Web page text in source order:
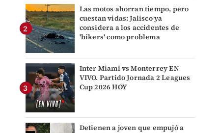
Las motos ahorran tiempo, pero
cuestan vidas: Jalisco ya
considera a los accidentes de
'bikers' como problema
Inter Miami vs Monterrey EN
VIVO. Partido Jornada 2 Leagues
Cup 2026 HOY
Detienen a joven que empujó a